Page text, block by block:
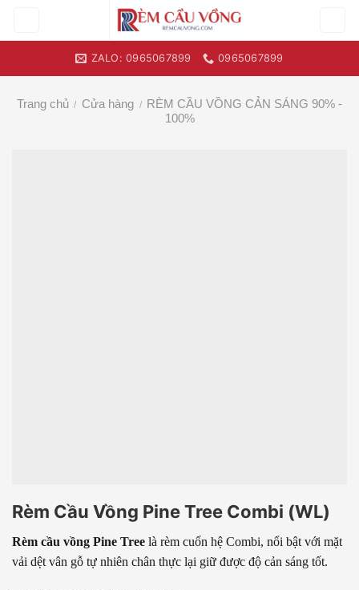
ZALO: 0965067899 0965067899
Trang chủ / Cửa hàng / RÈM CẦU VỒNG CẢN SÁNG 90% -
100%
Rèm Cầu Vồng Pine Tree Combi (WL)
Rèm cầu vồng Pine Tree là rèm cuốn hệ Combi, nổi bật với mặt
vải dệt vân gỗ tự nhiên chân thực lại giữ được độ cản sáng tốt.